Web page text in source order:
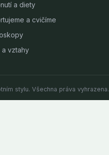
a diety
a cvičíme
a vztahy
stylu. Všechna práva vyhrazena.